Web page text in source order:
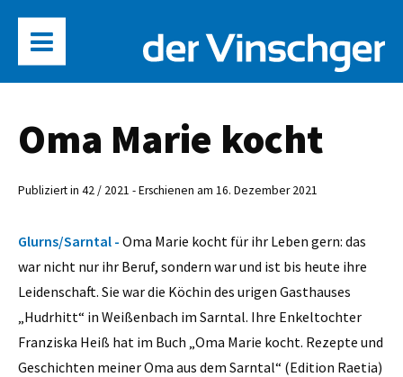
Oma Marie kocht
Publiziert in 42 / 2021 - Erschienen am 16. Dezember 2021
Glurns/Sarntal - Oma Marie kocht für ihr Leben gern: das
war nicht nur ihr Beruf, sondern war und ist bis heute ihre
Leidenschaft. Sie war die Köchin des urigen Gasthauses
„Hudrhitt“ in Weißenbach im Sarntal. Ihre Enkeltochter
Franziska Heiß hat im Buch „Oma Marie kocht. Rezepte und
Geschichten meiner Oma aus dem Sarntal“ (Edition Raetia)